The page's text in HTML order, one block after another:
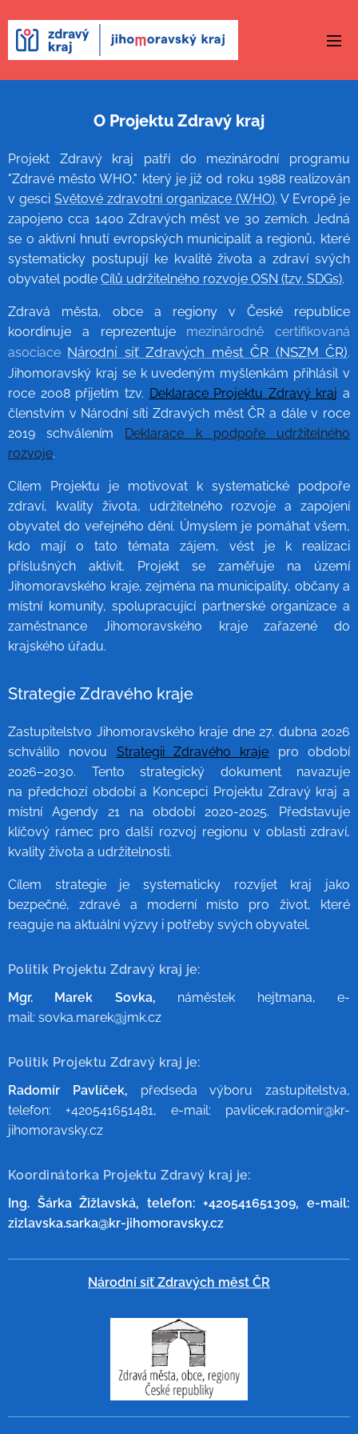
O Projektu Zdravý kraj
Projekt Zdravý kraj patří do mezinárodní programu
"Zdravé město WHO," který je již od roku 1988 realizován
v gesci Světové zdravotní organizace (WHO). V Evropě je
zapojeno cca 1400 Zdravých měst ve 30 zemích. Jedná
se o aktivní hnutí evropských municipalit a regionů, které
systematicky postupují ke kvalitě života a zdraví svých
obyvatel podle Cílů udržitelného rozvoje OSN (tzv. SDGs).
Zdravá města, obce a regiony v České republice
koordinuje a reprezentuje mezinárodně certifikovaná
asociace Národní síť Zdravých měst ČR (NSZM ČR).
Jihomoravský kraj se k uvedeným myšlenkám přihlásil v
roce 2008 přijetím tzv. Deklarace Projektu Zdravý kraj a
členstvím v Národní síti Zdravých měst ČR a dále v roce
2019 schválením Deklarace k podpoře udržitelného
rozvoje.
Cílem Projektu je motivovat k systematické podpoře
zdraví, kvality života, udržitelného rozvoje a zapojení
obyvatel do veřejného dění. Úmyslem je pomáhat všem,
kdo mají o tato témata zájem, vést je k realizaci
příslušných aktivit. Projekt se zaměřuje na území
Jihomoravského kraje, zejména na municipality, občany a
místní komunity, spolupracující partnerské organizace a
zaměstnance Jihomoravského kraje zařazené do
krajského úřadu.
Strategie Zdravého kraje
Zastupitelstvo Jihomoravského kraje dne 27. dubna 2026
schválilo novou Strategii Zdravého kraje pro období
2026–2030. Tento strategický dokument navazuje
na předchozí období a Koncepci Projektu Zdravý kraj a
místní Agendy 21 na období 2020-2025. Představuje
klíčový rámec pro další rozvoj regionu v oblasti zdraví,
kvality života a udržitelnosti.
Cílem strategie je systematicky rozvíjet kraj jako
bezpečné, zdravé a moderní místo pro život, které
reaguje na aktuální výzvy i potřeby svých obyvatel.
Politik Projektu Zdravý kraj je:
Mgr. Marek Sovka, náměstek hejtmana, e-
mail: sovka.marek@jmk.cz
Politik Projektu Zdravý kraj je:
Radomír Pavlíček, předseda výboru zastupitelstva,
telefon: +420541651481, e-mail: pavlicek.radomir@kr-
jihomoravsky.cz
Koordinátorka Projektu Zdravý kraj je:
Ing. Šárka Žižlavská, telefon: +420541651309, e-mail:
zizlavska.sarka@kr-jihomoravsky.cz
Národní síť Zdravých měst ČR